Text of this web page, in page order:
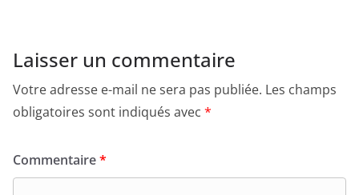
Laisser un commentaire
Votre adresse e-mail ne sera pas publiée. Les champs
obligatoires sont indiqués avec *
Commentaire*